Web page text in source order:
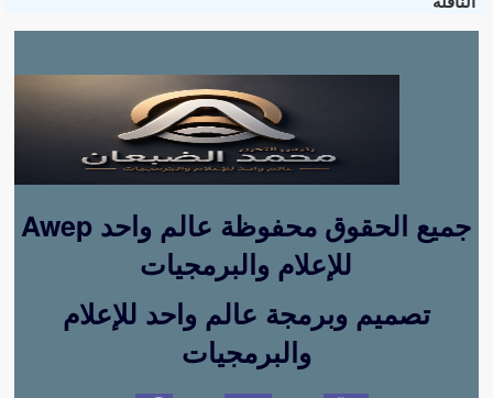
Awep جميع الحقوق محفوظة عالم واحد
للإعلام والبرمجيات
تصميم وبرمجة عالم واحد للإعلام
والبرمجيات